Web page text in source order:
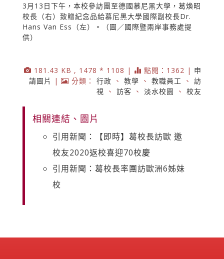
3月13日下午，本校參訪團至德國慕尼黑大學，葛煥昭
校長（右）致贈紀念品給慕尼黑大學國際副校長Dr.
Hans Van Ess（左）。（圖／國際暨兩岸事務處提
供）
181.43 KB , 1478 * 1108 | 點閱：1362 | 申
請圖片
| 分類： 行政 、 教學 、 教職員工 、 訪
視 、 訪客 、 淡水校園 、 校友
相關連結、圖片
引用新聞：【即時】葛校長訪歐 邀
校友2020返校喜迎70校慶
引用新聞：葛校長率團訪歐洲6姊妹
校